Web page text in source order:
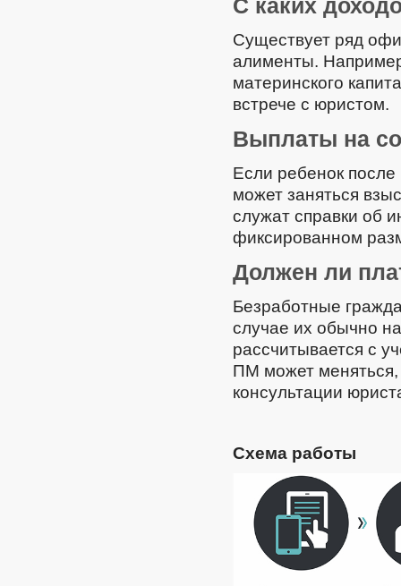
С каких
Существует ряд
алименты.
материнского
встрече с юристом.
Выплаты на
Если ребенок
может заняться
служат справки об
фиксированном
Должен ли
Безработные
случае их обычно
рассчитывается с
ПМ может меняться,
консультации
Схема работы